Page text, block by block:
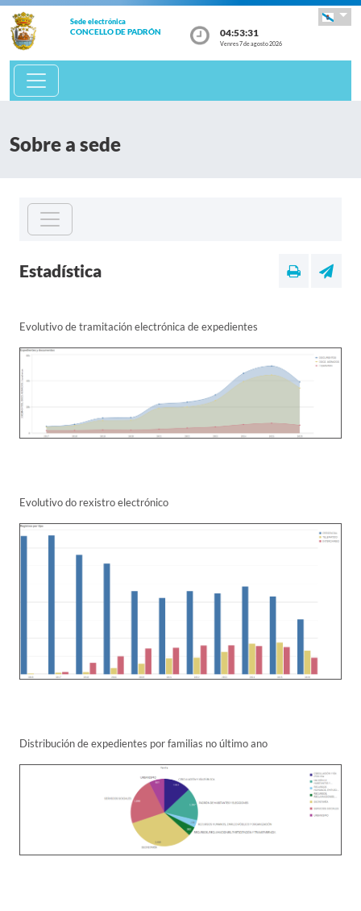
Sede electrónica
CONCELLO DE PADRÓN 04:53:32
Venres 7 de agosto 2026
Sobre a sede
Estadística
Evolutivo de tramitación electrónica de expedientes
Evolutivo do rexistro electrónico
Distribución de expedientes por familias no último ano